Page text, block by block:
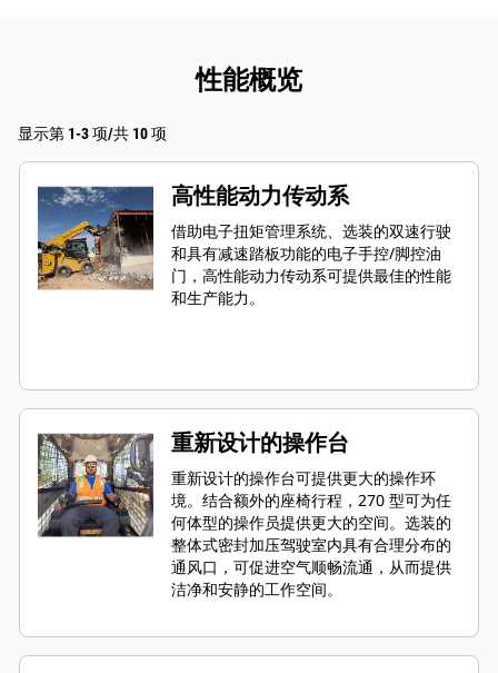
性能概览
显示第 1-3 项/共 10 项
高性能动力传动系
借助电子扭矩管理系统、选装的双速行驶
和具有减速踏板功能的电子手控/脚控油
门，高性能动力传动系可提供最佳的性能
和生产能力。
重新设计的操作台
重新设计的操作台可提供更大的操作环
境。结合额外的座椅行程，270 型可为任
何体型的操作员提供更大的空间。选装的
整体式密封加压驾驶室内具有合理分布的
通风口，可促进空气顺畅流通，从而提供
洁净和安静的工作空间。